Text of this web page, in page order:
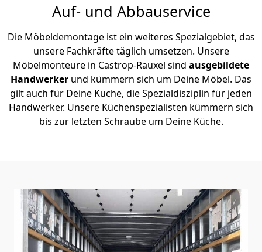
Auf- und Abbauservice
Die Möbeldemontage ist ein weiteres Spezialgebiet, das
unsere Fachkräfte täglich umsetzen. Unsere
Möbelmonteure in Castrop-Rauxel sind ausgebildete
Handwerker und kümmern sich um Deine Möbel. Das
gilt auch für Deine Küche, die Spezialdisziplin für jeden
Handwerker. Unsere Küchenspezialisten kümmern sich
bis zur letzten Schraube um Deine Küche.